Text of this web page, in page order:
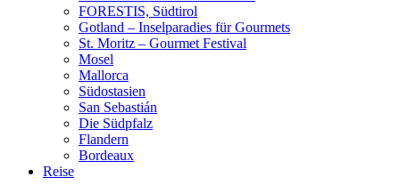
FORESTIS, Südtirol
Gotland – Inselparadies für Gourmets
St. Moritz – Gourmet Festival
Mosel
Mallorca
Südostasien
San Sebastián
Die Südpfalz
Flandern
Bordeaux
Reise